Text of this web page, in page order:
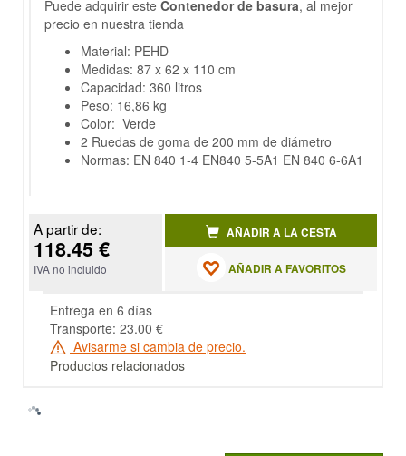
Puede adquirir este Contenedor de basura, al mejor
precio en nuestra tienda
Material: PEHD
Medidas: 87 x 62 x 110 cm
Capacidad: 360 litros
Peso: 16,86 kg
Color: Verde
2 Ruedas de goma de 200 mm de diámetro
Normas: EN 840 1-4 EN840 5-5A1 EN 840 6-6A1
A partir de:
118.45 €
IVA no incluido
AÑADIR A LA CESTA
AÑADIR A FAVORITOS
Entrega en 6 días
Transporte: 23.00 €
Avisarme si cambia de precio.
Productos relacionados